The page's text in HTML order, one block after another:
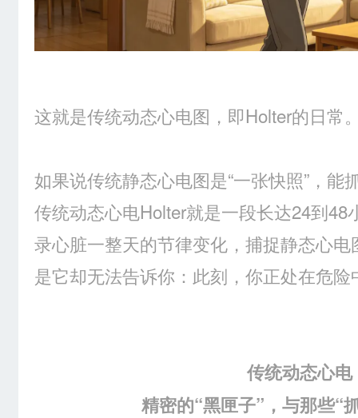
这就是传统动态心电图，即Holter的日常
如果说传统静态心电图是“一张快照”，能
传统动态心电Holter就是一段长达24到48
录心脏一整天的节律变化，捕捉静态心
是它却无法告诉你：此刻，你正处在危险
传统动态心电
精密的“黑匣子”，与那些“